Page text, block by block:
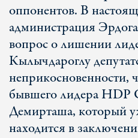
оппонентов. В
администрация
вопрос о лишении
Кылычдароглу
неприкосновенности,
бывшего лидера HDP
Демирташа, который
находится в